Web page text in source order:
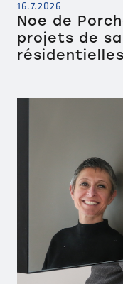
16.7.2026
Noe de
projets de
résidentielles